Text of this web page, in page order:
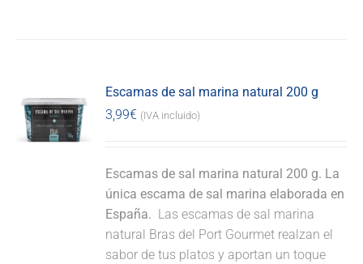
Escamas de sal marina natural 200 g
3,99€ (IVA incluido)
Escamas de sal marina natural 200 g. La
única escama de sal marina elaborada en
España. Las escamas de sal marina
natural Bras del Port Gourmet realzan el
sabor de tus platos y aportan un toque